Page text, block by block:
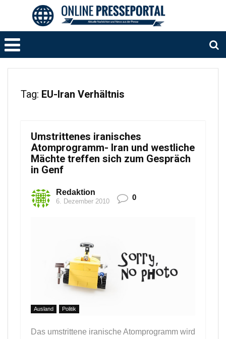
Tag: EU-Iran Verhältnis
Umstrittenes iranisches
Atomprogramm- Iran und westliche
Mächte treffen sich zum Gespräch
in Genf
Redaktion
6. Dezember 2010 0
Ausland Politik
Das umstrittene iranische Atomprogramm wird